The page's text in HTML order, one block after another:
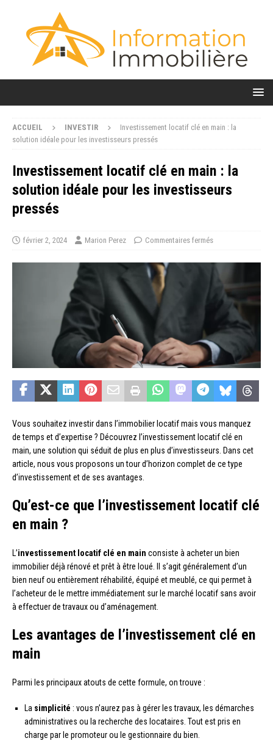
ACCUEIL INVESTIR
Investissement locatif clé en main : la
solution idéale pour les investisseurs pressés
Investissement locatif clé en main : la
solution idéale pour les investisseurs
pressés
février 2, 2024 Marion Perez Commentaires fermés
Vous souhaitez investir dans l’immobilier locatif mais vous manquez
de temps et d’expertise ? Découvrez l’investissement locatif clé en
main, une solution qui séduit de plus en plus d’investisseurs. Dans cet
article, nous vous proposons un tour d’horizon complet de ce type
d’investissement et de ses avantages.
Qu’est-ce que l’investissement locatif clé
en main ?
L’investissement locatif clé en main consiste à acheter un bien
immobilier déjà rénové et prêt à être loué. Il s’agit généralement d’un
bien neuf ou entièrement réhabilité, équipé et meublé, ce qui permet à
l’acheteur de le mettre immédiatement sur le marché locatif sans avoir
à effectuer de travaux ou d’aménagement.
Les avantages de l’investissement clé en
main
Parmi les principaux atouts de cette formule, on trouve :
La simplicité : vous n’aurez pas à gérer les travaux, les démarches
administratives ou la recherche des locataires. Tout est pris en
charge par le promoteur ou le gestionnaire du bien.